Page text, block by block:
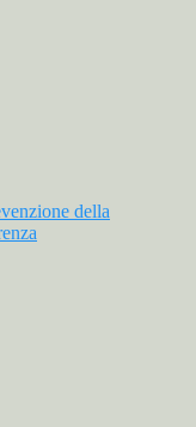
della